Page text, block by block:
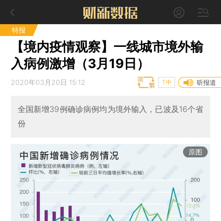
特报
【境内疫情观察】一线城市境外输
入病例激增（3月19日）
2020年03月20日 15:12 听报道
T中
全国新增39例确诊病例均为境外输入，已波及16个省
份
原图